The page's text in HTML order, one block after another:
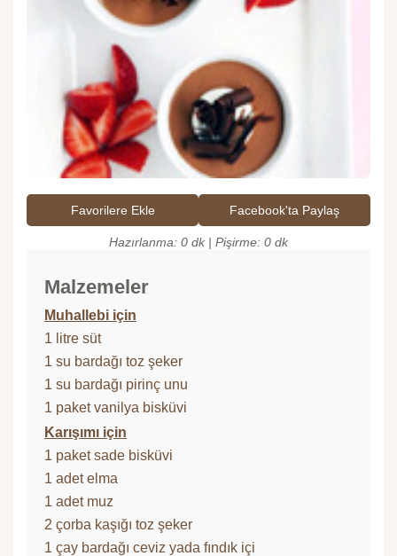
Favorilere Ekle Facebook'ta Paylaş
Hazırlanma: 0 dk | Pişirme: 0 dk
Malzemeler
Muhallebi için
1 litre süt
1 su bardağı toz şeker
1 su bardağı pirinç unu
1 paket vanilya bisküvi
Karışımı için
1 paket sade bisküvi
1 adet elma
1 adet muz
2 çorba kaşığı toz şeker
1 çay bardağı ceviz yada fındık içi